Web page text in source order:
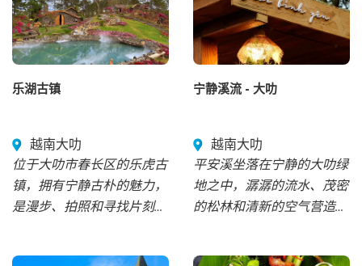
乐湖古镇
越南大叻
位于大叻市春长区的乐虎古
镇，拥有宁静古朴的魅力，
是漫步、拍照和寻找片刻宁
宁静溪流 - 大叻
越南大叻
平安溪坐落在宁静的大叻绿
地之中，潺潺的流水、茂密
的松林和清新的空气营造出